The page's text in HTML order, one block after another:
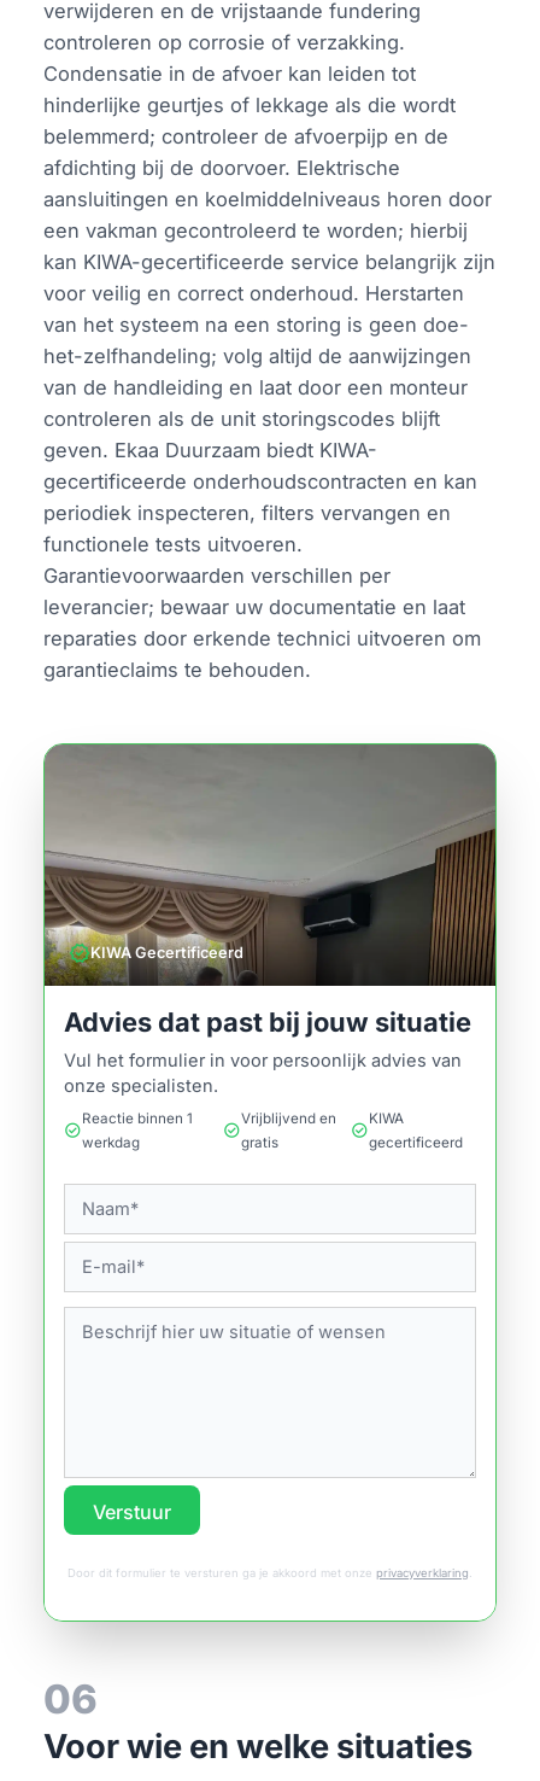
verwijderen en de vrijstaande fundering
controleren op corrosie of verzakking.
Condensatie in de afvoer kan leiden tot
hinderlijke geurtjes of lekkage als die wordt
belemmerd; controleer de afvoerpijp en de
afdichting bij de doorvoer. Elektrische
aansluitingen en koelmiddelniveaus horen door
een vakman gecontroleerd te worden; hierbij
kan KIWA-gecertificeerde service belangrijk zijn
voor veilig en correct onderhoud. Herstarten
van het systeem na een storing is geen doe-
het-zelfhandeling; volg altijd de aanwijzingen
van de handleiding en laat door een monteur
controleren als de unit storingscodes blijft
geven. Ekaa Duurzaam biedt KIWA-
gecertificeerde onderhoudscontracten en kan
periodiek inspecteren, filters vervangen en
functionele tests uitvoeren.
Garantievoorwaarden verschillen per
leverancier; bewaar uw documentatie en laat
reparaties door erkende technici uitvoeren om
garantieclaims te behouden.
verifiedKIWA Gecertificeerd
Advies dat past bij jouw situatie
Vul het formulier in voor persoonlijk advies van
onze specialisten.
check_circle
Reactie binnen 1
werkdag
check_circle
Vrijblijvend en
gratis
check_circle
KIWA
gecertificeerd
Verstuur
Door dit formulier te versturen ga je akkoord met onze privacyverklaring
06
Voor wie en welke situaties